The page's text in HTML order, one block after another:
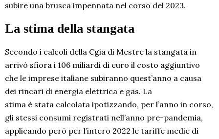
subire una brusca impennata nel corso del 2023.
La stima della stangata
Secondo i calcoli della Cgia di Mestre la stangata in
arrivò sfiora i 106 miliardi di euro il costo aggiuntivo
che le imprese italiane subiranno quest’anno a causa
dei rincari di energia elettrica e gas. La
stima è stata calcolata ipotizzando, per l’anno in corso,
gli stessi consumi registrati nell’anno pre-pandemia,
applicando però per l’intero 2022 le tariffe medie di